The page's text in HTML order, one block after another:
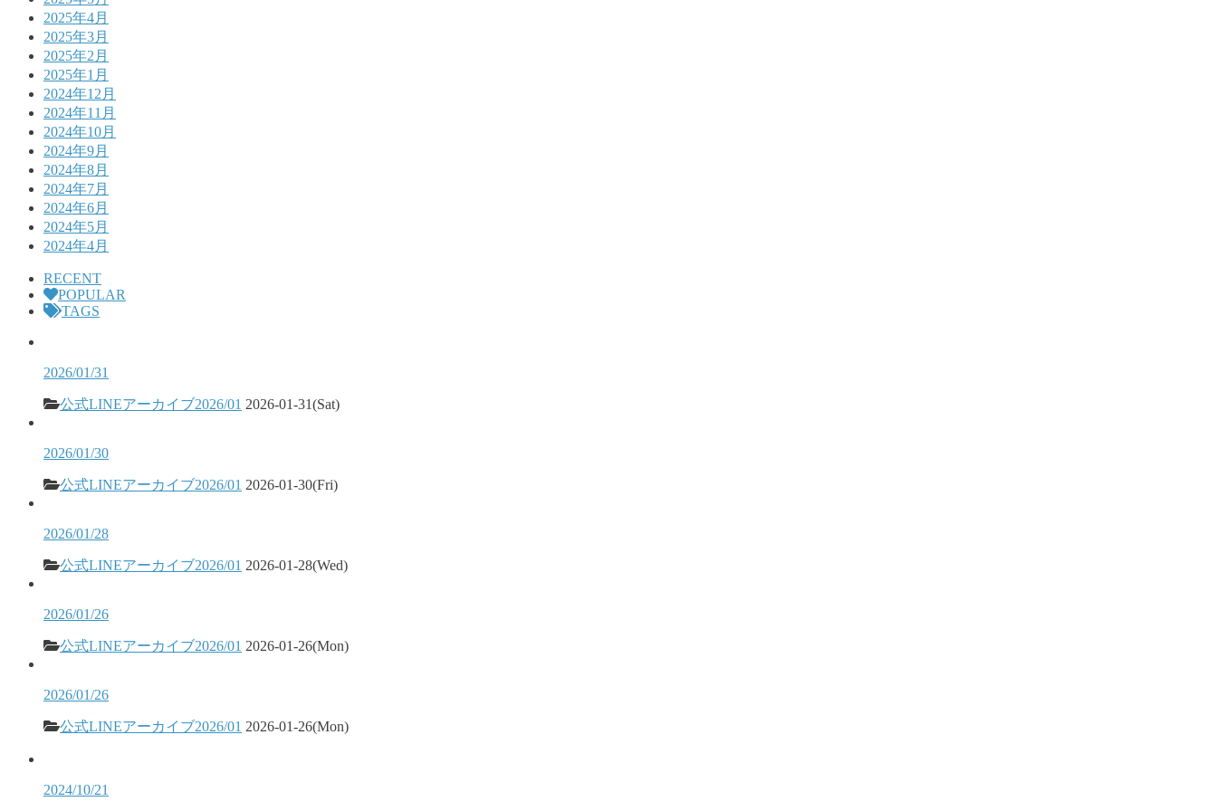
2025年4月
2025年3月
2025年2月
2025年1月
2024年12月
2024年11月
2024年10月
2024年9月
2024年8月
2024年7月
2024年6月
2024年5月
2024年4月
RECENT
POPULAR
TAGS
2026/01/31
公式LINEアーカイブ2026/01 2026-01-31(Sat)
2026/01/30
公式LINEアーカイブ2026/01 2026-01-30(Fri)
2026/01/28
公式LINEアーカイブ2026/01 2026-01-28(Wed)
2026/01/26
公式LINEアーカイブ2026/01 2026-01-26(Mon)
2026/01/26
公式LINEアーカイブ2026/01 2026-01-26(Mon)
2024/10/21